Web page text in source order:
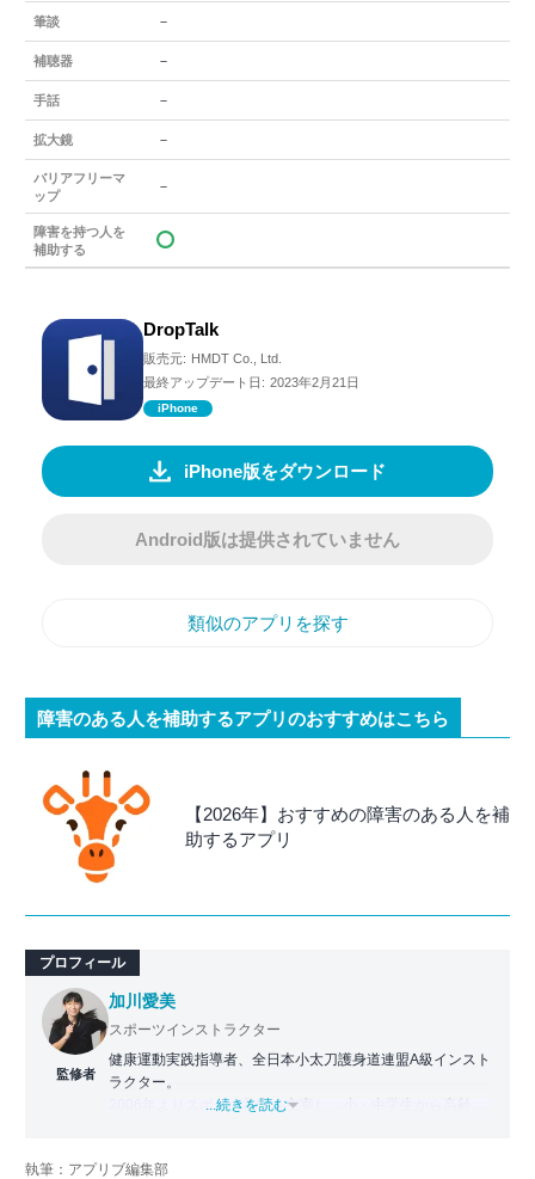
筆談 －
補聴器 －
手話 －
拡大鏡 －
バリアフリーマ
ップ
－
障害を持つ人を
補助する
DropTalk
販売元: HMDT Co., Ltd.
最終アップデート日: 2023年2月21日
iPhone
iPhone版をダウンロード
Android版は提供されていません
類似のアプリを探す
障害のある人を補助するアプリのおすすめはこちら
【2026年】おすすめの障害のある人を補
助するアプリ
プロフィール
監修者
加川愛美
スポーツインストラクター
健康運動実践指導者、全日本小太刀護身道連盟A級インスト
ラクター。
2006年よりスポーツ教室を主宰し、小・中学生から高齢者
...続きを読む
執筆：アプリブ編集部